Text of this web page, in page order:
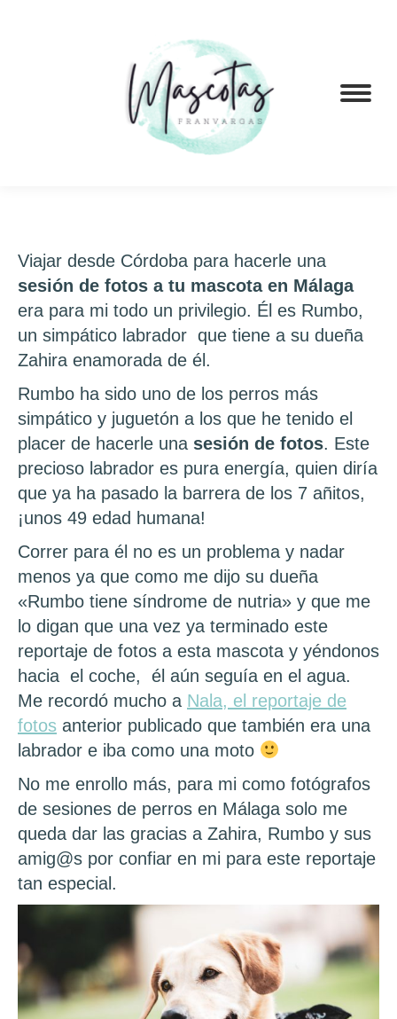
Viajar desde Córdoba para hacerle una
sesión de fotos a tu mascota en Málaga
era para mi todo un privilegio. Él es Rumbo,
un simpático labrador que tiene a su dueña
Zahira enamorada de él.
Rumbo ha sido uno de los perros más
simpático y juguetón a los que he tenido el
placer de hacerle una sesión de fotos. Este
precioso labrador es pura energía, quien diría
que ya ha pasado la barrera de los 7 añitos,
¡unos 49 edad humana!
Correr para él no es un problema y nadar
menos ya que como me dijo su dueña
«Rumbo tiene síndrome de nutria» y que me
lo digan que una vez ya terminado este
reportaje de fotos a esta mascota y yéndonos
hacia el coche, él aún seguía en el agua.
Me recordó mucho a Nala, el reportaje de
fotos anterior publicado que también era una
labrador e iba como una moto
No me enrollo más, para mi como fotógrafos
de sesiones de perros en Málaga solo me
queda dar las gracias a Zahira, Rumbo y sus
amig@s por confiar en mi para este reportaje
tan especial.